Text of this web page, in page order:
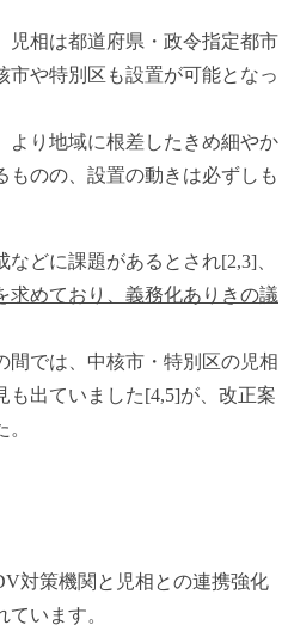
児相は都道府県・政令指定都市
市や特別区も設置が可能となっ
より地域に根差したきめ細やか
ものの、設置の動きは必ずしも
どに課題があるとされ[2,3]、
求めており、義務化ありきの議
間では、中核市・特別区の児相
も出ていました[4,5]が、改正案
対策機関と児相との連携強化
います。